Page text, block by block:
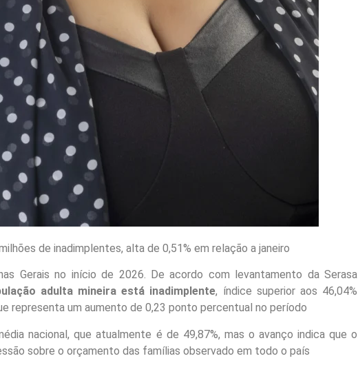
de inadimplentes, alta de 0,51% em relação a janeiro
Gerais no início de 2026. De acordo com levantamento da Serasa
adulta mineira está inadimplente, índice superior aos 46,04%
representa um aumento de 0,23 ponto percentual no período
nacional, que atualmente é de 49,87%, mas o avanço indica que o
sobre o orçamento das famílias observado em todo o país